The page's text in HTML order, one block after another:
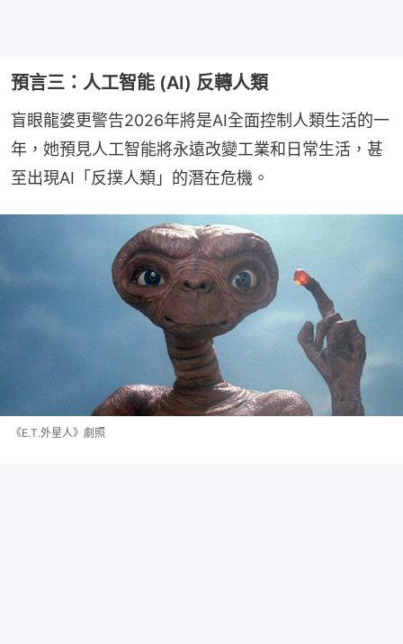
預言三：人工智能 (AI) 反轉人類
盲眼龍婆更警告2026年將是AI全面控制人類生活的一
年，她預見人工智能將永遠改變工業和日常生活，甚
至出現AI「反撲人類」的潛在危機。
《E.T.外星人》劇照